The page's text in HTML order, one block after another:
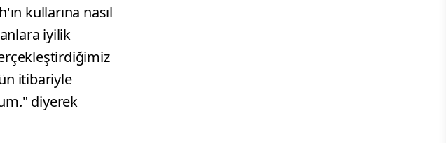
kullarına nasıl
iyilik
itibariyle
diyerek